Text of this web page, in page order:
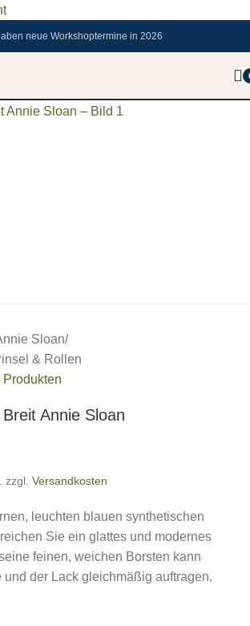
neue Workshoptermine in 2026
Sloan/
& Rollen
Annie Sloan
zzgl. Versandkosten
leuchten blauen synthetischen
Sie ein glattes und modernes
feinen, weichen Borsten kann
und der Lack gleichmäßig auftragen.